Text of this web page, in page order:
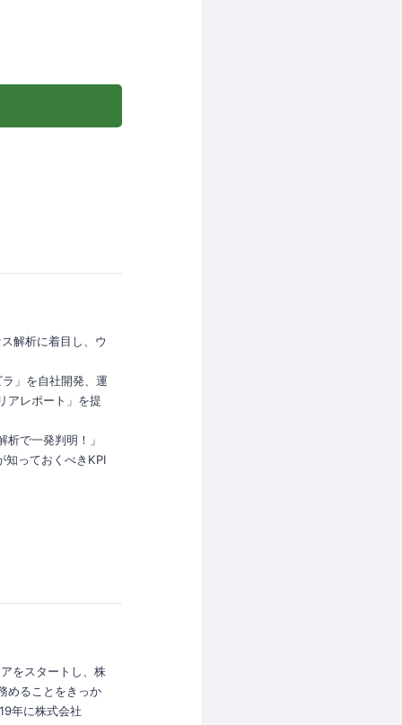
解析に着目し、ウ
」を自社開発、運
アレポート」を提
で一発判明！」
知っておくべきKPI
をスタートし、株
めることをきっか
年に株式会社